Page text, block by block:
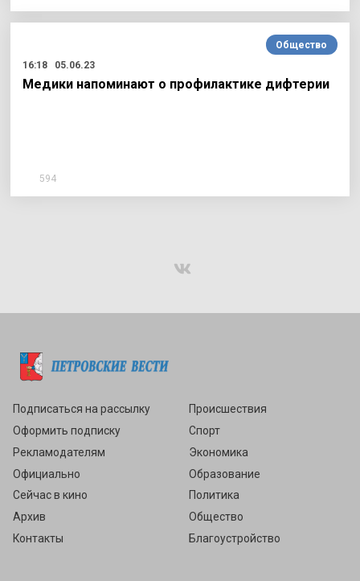
Общество
16:18
05.06.23
Медики напоминают о профилактике дифтерии
594
Подписаться на рассылку
Оформить подписку
Рекламодателям
Официально
Сейчас в кино
Архив
Контакты
Происшествия
Спорт
Экономика
Образование
Политика
Общество
Благоустройство
Подписаться